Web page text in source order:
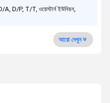
D/P, T/T, ওয়েস্টার্ন ইউনিয়ন,
আরো দেখুন